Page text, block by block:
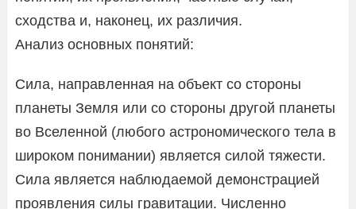
сходства и, наконец, их различия.
Анализ основных понятий:
Сила, направленная на объект со стороны
планеты Земля или со стороны другой планеты
во Вселенной (любого астрономического тела в
широком понимании) является силой тяжести.
Сила является наблюдаемой демонстрацией
проявления силы гравитации. Численно